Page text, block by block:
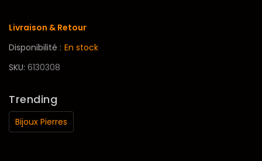
Livraison & Retour
Disponibilité : En stock
SKU 6130308
Trending
Bijoux Pierres